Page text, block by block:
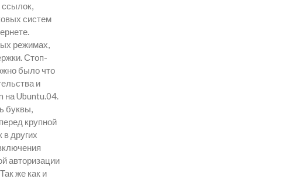
ссылок,
систем
режимах,
Стоп-
было что
и
на Ubuntu.04.
буквы,
крупной
в других
авторизации
же как и